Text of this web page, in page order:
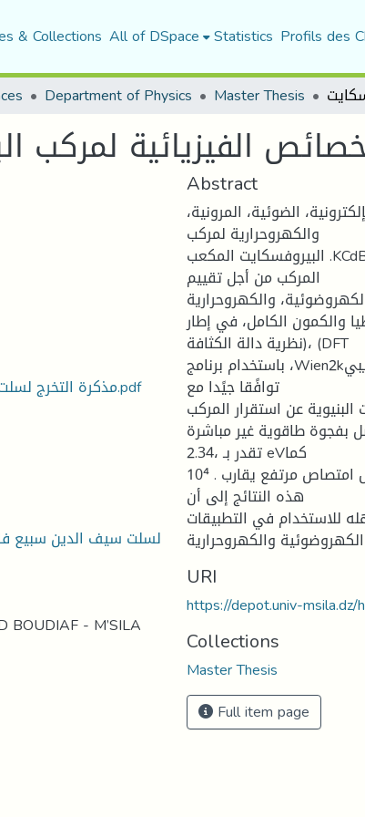
& Collections All of DSpace Statistics Profils des
Department of Physics Master Thesis
مذكرة التخرج لسلت سيف الدين وسبيع فااتح.pdf
لسلت سيف الدين سبيع
BOUDIAF - M’SILA
Abstract
الضوئية، المرونية،
والكهروحرارية لمركب
البيروفسكايت المكعب .KCdBr₃يهدف هذا العمل إلى دراسة بعض خصائص هذا
المركب من أجل تقييم
والكهروحرارية.
والكمون الكامل، في إطار
نظرية دالة الكثافة)، (DFT
باستخدام برنامج ،Wien2kمع الاعتماد على تقريبي GGAو mBJأظهرت النتائج
توافًقا جيًدا مع
عن استقرار المركب.
بفجوة طاقوية غير مباشرة
تقدر بـ ،2.34 eVكما
أظهرت الخصائص الضوئية وجود معامل امتصاص مرتفع يقارب . 10⁴ cm⁻¹و تشير
هذه النتائج إلى أن
للاستخدام في التطبيقات
الكهروضوئية والكهروحرارية
URI
https://depot.univ-
Collections
Master Thesis
Full item page